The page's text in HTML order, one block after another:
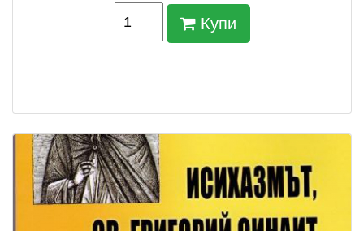
Купи